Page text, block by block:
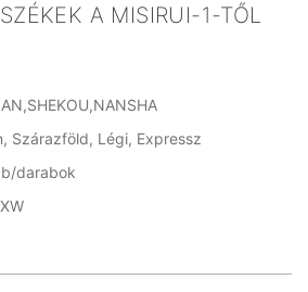
A MISIRUI-1-TŐL
Szárazföld, Légi, Expressz
darabok